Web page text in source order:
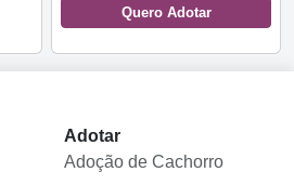
Quero Adotar
Adotar
Adoção de Cachorro